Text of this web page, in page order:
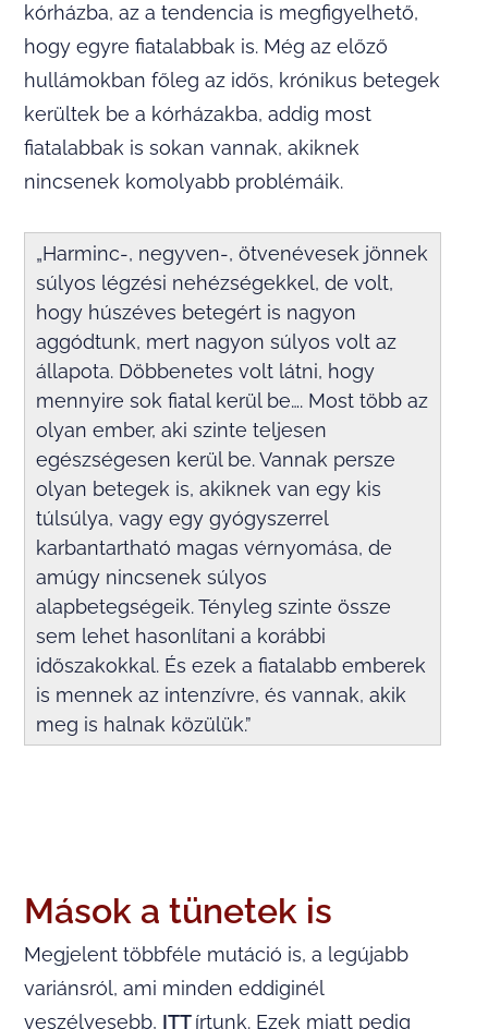
kórházba, az a tendencia is megfigyelhető,
hogy egyre fiatalabbak is. Még az előző
hullámokban főleg az idős, krónikus betegek
kerültek be a kórházakba, addig most
fiatalabbak is sokan vannak, akiknek
nincsenek komolyabb problémáik.
„Harminc-, negyven-, ötvenévesek jönnek
súlyos légzési nehézségekkel, de volt,
hogy húszéves betegért is nagyon
aggódtunk, mert nagyon súlyos volt az
állapota. Döbbenetes volt látni, hogy
mennyire sok fiatal kerül be…. Most több az
olyan ember, aki szinte teljesen
egészségesen kerül be. Vannak persze
olyan betegek is, akiknek van egy kis
túlsúlya, vagy egy gyógyszerrel
karbantartható magas vérnyomása, de
amúgy nincsenek súlyos
alapbetegségeik. Tényleg szinte össze
sem lehet hasonlítani a korábbi
időszakokkal. És ezek a fiatalabb emberek
is mennek az intenzívre, és vannak, akik
meg is halnak közülük.”
Mások a tünetek is
Megjelent többféle mutáció is, a legújabb
variánsról, ami minden eddiginél
veszélyesebb, ITTírtunk. Ezek miatt pedig